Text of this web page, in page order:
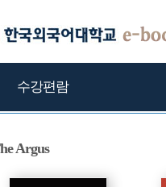
수강편람
Argus